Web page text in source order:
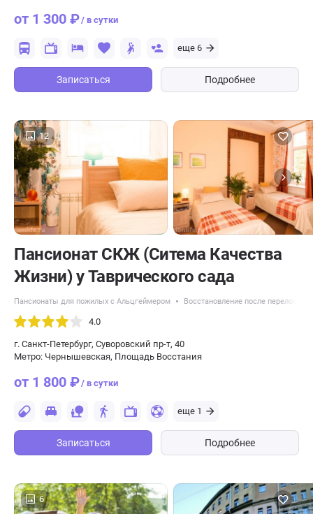
от 1 300 ₽/ в сутки
еще 6
Записаться Подробнее
12
Пансионат СКЖ (Ситема Качества
Жизни) у Таврического сада
Пансионаты для пожилых с Альцгеймером Восстановление после перелома
4.0
г. Санкт-Петербург, Суворовский пр-т, 40
Метро: Чернышевская, Площадь Восстания
от 1 800 ₽/ в сутки
еще 1
Записаться Подробнее
6